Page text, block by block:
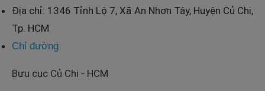
Địa chỉ: 1346 Tỉnh Lộ 7, Xã An Nhơn Tây, Huyện Củ Chi,
Tp. HCM
Chỉ đường
Bưu cục Củ Chi - HCM